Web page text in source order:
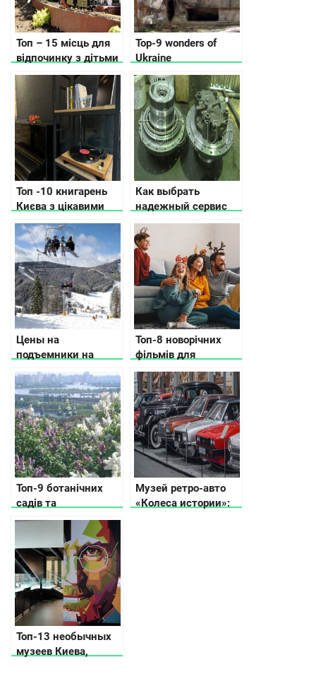
Топ – 15 місць для
відпочинку з дітьми
в Карпатах, куди
піти, що подивитись
Top-9 wonders of
Ukraine
Топ -10 книгарень
Києва з цікавими
фішками, які варто
відвідати
Как выбрать
надежный сервис
по ремонту
гидронасосов
Цены на
подъемники на
главных
горнолыжных
курортах Украины
Топ-8 новорічних
фільмів для
сімейного перегляду
Топ-9 ботанічних
садів та
ладшафтних парків
в Києві та поблизу
Музей ретро-авто
«Колеса истории»:
Топ-13 необычных
музеев Киева,